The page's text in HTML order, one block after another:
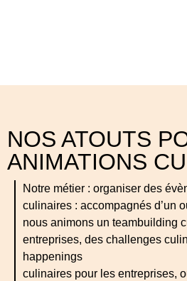
NOS ATOUTS
ANIMATIONS
Notre métier : organiser des
culinaires : accompagnés d’un
nous animons un teambuilding
entreprises, des challenges
happenings
culinaires pour les entreprises,